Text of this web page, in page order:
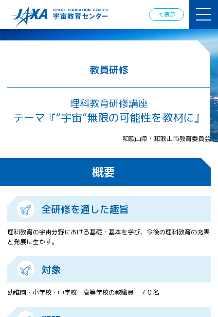
PC表示
ミー
ロスペース
情報の発
信
宇宙を活用
した教育実
践例
体験的学
提供（国
APRSAF（ア
関会議）宇
宙教育 for
All 分科会
APRSAF宇宙
分科会 年次
ターコンテ
教員研修
理科教育研修講座
テーマ『“宇宙”無限の可能性を教材に』
和歌山県・和歌山市教育委員会
概要
全研修を通した趣旨
理科教育の宇宙分野における基礎・基本を学び、今後の理科教育の充実
と発展に生かす。
対象
幼稚園・小学校・中学校・高等学校の教職員 ７０名